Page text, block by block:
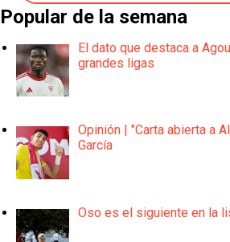
Popular de la semana
El dato que destaca a
grandes ligas
Opinión | "Carta abierta a
García
Oso es el siguiente en la